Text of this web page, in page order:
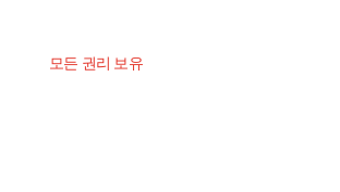
모든 권리 보유